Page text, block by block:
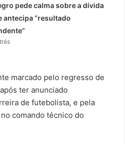
pede calma sobre a dívida
antecipa “resultado
marcado pelo regresso de
ter anunciado
de futebolista, e pela
comando técnico do